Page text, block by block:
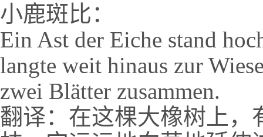
小鹿斑比：
Ein Ast der Eiche stand
langte weit hinaus zur
zwei Blätter zusammen.
翻译：在这棵大橡树上，